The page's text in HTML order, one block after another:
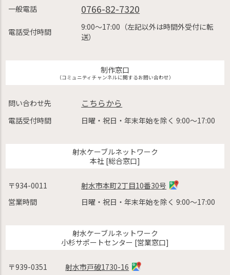
一般電話 0766-82-7320
電話受付時間
9:00〜17:00（左記以外は時間外受付に転
送）
制作窓口
（コミュニティチャンネルに関するお問い合わせ）
問い合わせ先 こちらから
電話受付時間 日曜・祝日・年末年始を除く 9:00〜17:00
射水ケーブルネットワーク
本社 [総合窓口]
〒934-0011
射水市本町2丁目10番30号
営業時間
日曜・祝日・年末年始を除く 9:00〜17:00
射水ケーブルネットワーク
小杉サポートセンター [営業窓口]
〒939-0351 射水市戸破1730-16